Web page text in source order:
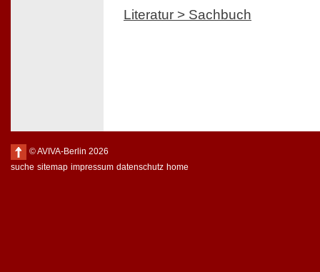
Literatur > Sachbuch
© AVIVA-Berlin 2026
suche sitemap impressum datenschutz home